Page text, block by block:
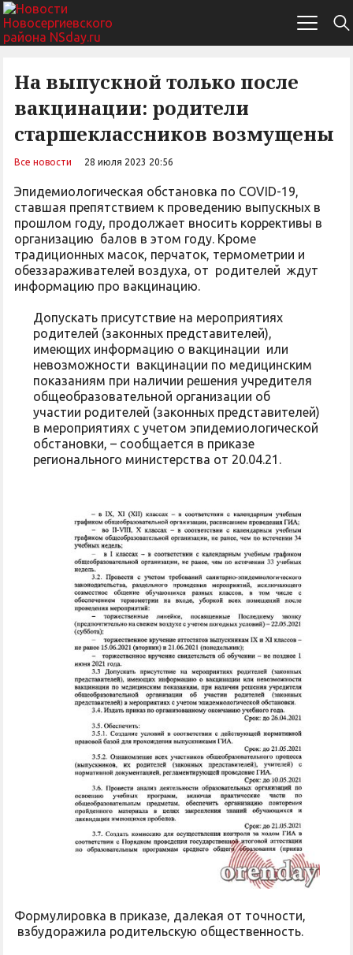
На выпускной только после
вакцинации: родители
старшеклассников возмущены
Все новости 28 июля 2023 20:56
Эпидемиологическая обстановка по COVID-19,
ставшая препятствием к проведению выпускных в
прошлом году, продолжает вносить коррективы в
организацию балов в этом году. Кроме
традиционных масок, перчаток, термометрии и
обеззараживателей воздуха, от родителей ждут
информацию про вакцинацию.
Допускать присутствие на мероприятиях
родителей (законных представителей),
имеющих информацию о вакцинации или
невозможности вакцинации по медицинским
показаниям при наличии решения учредителя
общеобразовательной организации об
участии родителей (законных представителей)
в мероприятиях с учетом эпидемиологической
обстановки, – сообщается в приказе
регионального министерства от 20.04.21.
Формулировка в приказе, далекая от точности,
взбудоражила родительскую общественность.